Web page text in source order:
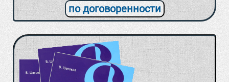
по договоренности